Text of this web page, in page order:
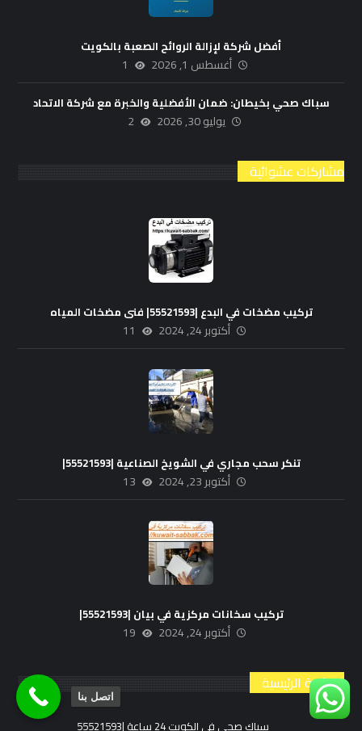
أفضل شركة لإزالة الروائح الصعبة بالكويت
أغسطس 1, 2026 1
سباك صحي بخيطان: ضمان الأفضلية والخبرة مع شركة الاتحاد
يوليو 30, 2026 2
مشاركات عشوائية
تركيب مضخات في البدع |55521593| فنى مضخات المياه
أكتوبر 24, 2024 11
تنكر سحب مجاري في الشويخ الصناعية |55521593|
أكتوبر 23, 2024 13
تركيب سخانات مركزية في بيان |55521593|
أكتوبر 24, 2024 19
القائمة الرئيسية
سباك صحي في الكويت 24 ساعة |55521593
اتصل بنا